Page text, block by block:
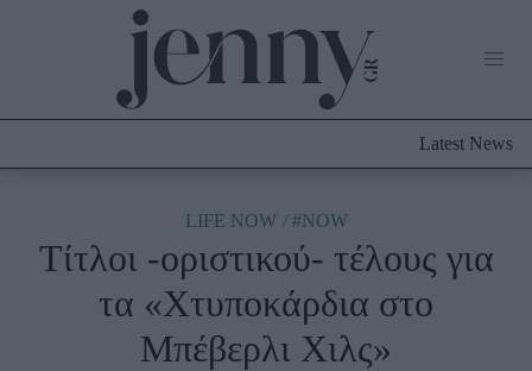
Culture
Fashion
Latest News
LIFE NOW #NOW
Τίτλοι -οριστικού- τέλους για
τα «Χτυποκάρδια στο
Μπέβερλι Χιλς»